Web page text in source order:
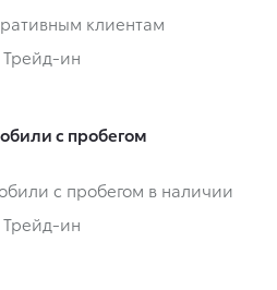
клиентам
Трейд-ин
с пробегом
с пробегом в наличии
Трейд-ин